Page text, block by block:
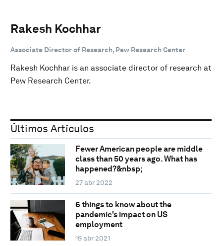
Rakesh Kochhar
Associate Director of Research, Pew Research Center
Rakesh Kochhar is an associate director of research at
Pew Research Center.
Últimos Artículos
Fewer American people are middle
class than 50 years ago. What has
happened?&nbsp;
27 abr 2022
6 things to know about the
pandemic's impact on US
employment
19 abr 2021